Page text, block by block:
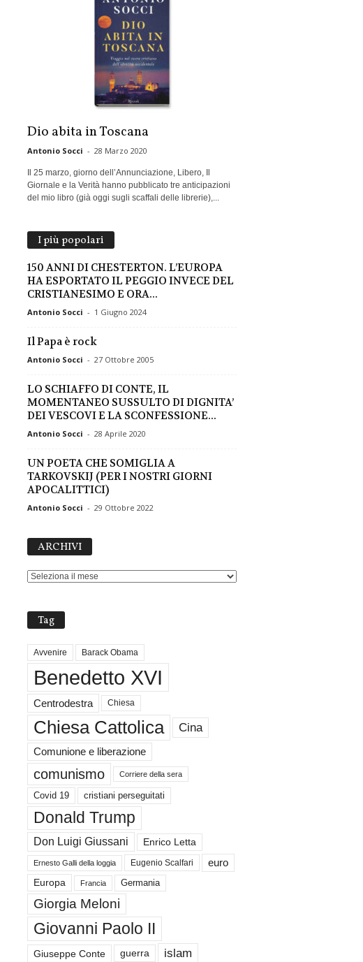
Dio abita in Toscana
Antonio Socci - 28 Marzo 2020
Il 25 marzo, giorno dell’Annunciazione, Libero, Il
Giornale e la Verità hanno pubblicato tre anticipazioni
del mio libro (già oggi sugli scaffali delle librerie),...
I più popolari
150 ANNI DI CHESTERTON. L’EUROPA
HA ESPORTATO IL PEGGIO INVECE DEL
CRISTIANESIMO E ORA...
Antonio Socci - 1 Giugno 2024
Il Papa è rock
Antonio Socci - 27 Ottobre 2005
LO SCHIAFFO DI CONTE, IL
MOMENTANEO SUSSULTO DI DIGNITA’
DEI VESCOVI E LA SCONFESSIONE...
Antonio Socci - 28 Aprile 2020
UN POETA CHE SOMIGLIA A
TARKOVSKIJ (PER I NOSTRI GIORNI
APOCALITTICI)
Antonio Socci - 29 Ottobre 2022
ARCHIVI
Tag
Avvenire Barack Obama
Benedetto XVI
Centrodestra Chiesa
Chiesa Cattolica Cina
Comunione e liberazione
comunismo Corriere della sera
Covid 19 cristiani perseguitati
Donald Trump
Don Luigi Giussani Enrico Letta
Ernesto Galli della loggia Eugenio Scalfari euro
Europa Francia Germania
Giorgia Meloni
Giovanni Paolo II
Giuseppe Conte guerra islam